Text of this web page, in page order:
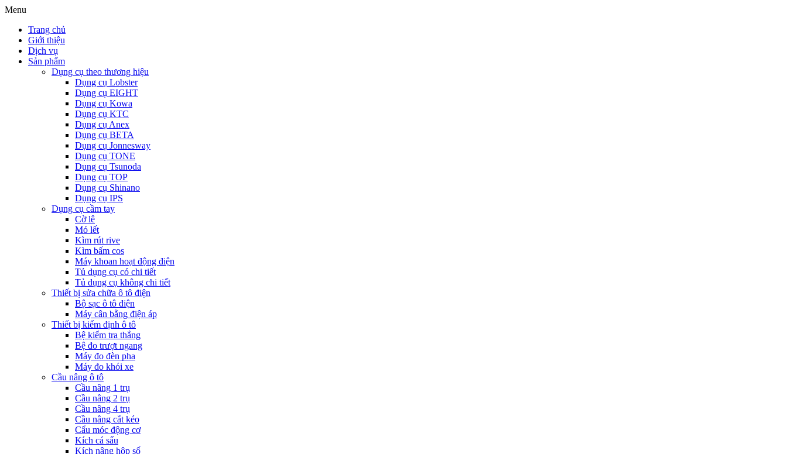
Menu
Trang chủ
Giới thiệu
Dịch vụ
Sản phẩm
Dụng cụ theo thương hiệu
Dụng cụ Lobster
Dụng cụ EIGHT
Dụng cụ Kowa
Dụng cụ KTC
Dụng cụ Anex
Dụng cụ BETA
Dụng cụ Jonnesway
Dụng cụ TONE
Dụng cụ Tsunoda
Dụng cụ TOP
Dụng cụ Shinano
Dụng cụ IPS
Dụng cụ cầm tay
Cờ lê
Mỏ lết
Kìm rút rive
Kìm bấm cos
Máy khoan hoạt động điện
Tủ dụng cụ có chi tiết
Tủ dụng cụ không chi tiết
Thiết bị sửa chữa ô tô điện
Bộ sạc ô tô điện
Máy cân bằng điện áp
Thiết bị kiểm định ô tô
Bệ kiểm tra thắng
Bệ đo trượt ngang
Máy đo đèn pha
Máy đo khói xe
Cầu nâng ô tô
Cầu nâng 1 trụ
Cầu nâng 2 trụ
Cầu nâng 4 trụ
Cầu nâng cắt kéo
Cẩu móc động cơ
Kích cá sấu
Kích nâng hộp số